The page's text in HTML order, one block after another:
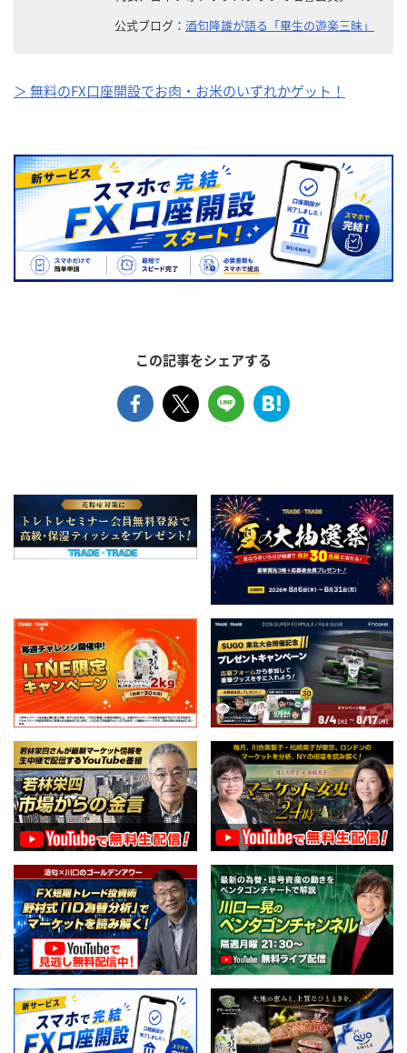
公式ブログ：酒匂隆雄が語る「畢生の遊楽三昧」
＞ 無料のFX口座開設でお肉・お米のいずれかゲット！
この記事をシェアする